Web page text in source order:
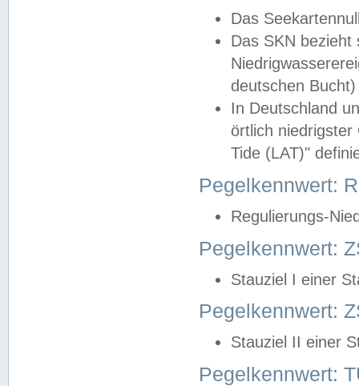
Das
Das SKN
deutschen
In Deutschland
örtlich
Tide (LAT)"
Pegelkennwert:
Regulierungs-
Pegelkennwert:
Stauziel I einer
Pegelkennwert:
Stauziel II einer
Pegelkennwert: